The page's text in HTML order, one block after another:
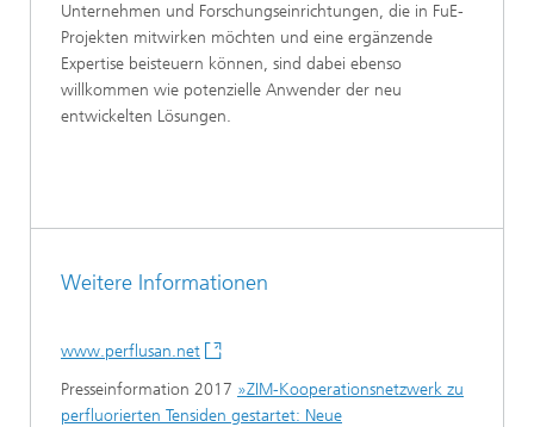
Unternehmen und Forschungseinrichtungen, die in FuE-
Projekten mitwirken möchten und eine ergänzende
Expertise beisteuern können, sind dabei ebenso
willkommen wie potenzielle Anwender der neu
entwickelten Lösungen.
Weitere Informationen
www.perflusan.net
Presseinformation 2017 »ZIM-Kooperationsnetzwerk zu
perfluorierten Tensiden gestartet: Neue